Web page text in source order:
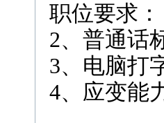
职位要求
2、普通话
3、电脑打
4、应变能